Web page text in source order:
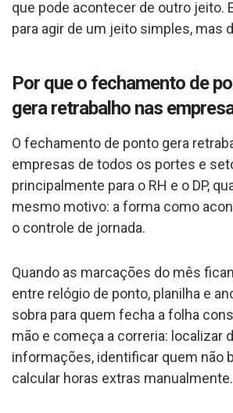
que pode acontecer de outro jeito.
para agir de um jeito simples, mas
Por que o fechamento de
gera retrabalho nas
O fechamento de ponto gera
empresas de todos os portes e
principalmente para o RH e o DP,
mesmo motivo: a forma como
o controle de jornada.
Quando as marcações do mês
entre relógio de ponto, planilha e
sobra para quem fecha a folha
mão e começa a correria: localizar
informações, identificar quem não
calcular horas extras